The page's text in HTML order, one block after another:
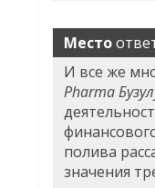
Место
И все же
Pharma
полива
значения